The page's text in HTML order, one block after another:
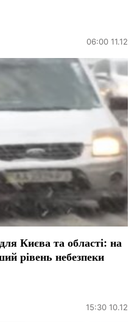
06:00 11.12
Києва та області: на
рівень небезпеки
15:30 10.12